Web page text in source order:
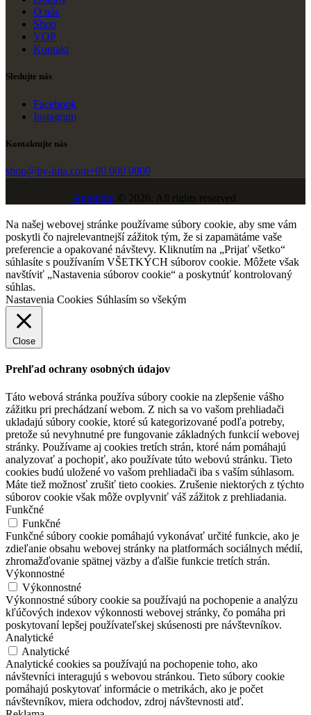
O nás
Shop
VOP
Kontakt
Sledujte nás
Facebook
Instagram
Kontaktujte nás
shop@by-lula.com+00 000 0000
Agretimo© 2026. All rights reserved.
Na našej webovej stránke používame súbory cookie, aby sme vám
poskytli čo najrelevantnejší zážitok tým, že si zapamätáme vaše
preferencie a opakované návštevy. Kliknutím na „Prijať všetko“
súhlasíte s používaním VŠETKÝCH súborov cookie. Môžete však
navštíviť „Nastavenia súborov cookie“ a poskytnúť kontrolovaný
súhlas.
Nastavenia Cookies Súhlasím so všekým
Close
Prehľad ochrany osobných údajov
Táto webová stránka používa súbory cookie na zlepšenie vášho
zážitku pri prechádzaní webom. Z nich sa vo vašom prehliadači
ukladajú súbory cookie, ktoré sú kategorizované podľa potreby,
pretože sú nevyhnutné pre fungovanie základných funkcií webovej
stránky. Používame aj cookies tretích strán, ktoré nám pomáhajú
analyzovať a pochopiť, ako používate túto webovú stránku. Tieto
cookies budú uložené vo vašom prehliadači iba s vaším súhlasom.
Máte tiež možnosť zrušiť tieto cookies. Zrušenie niektorých z týchto
súborov cookie však môže ovplyvniť váš zážitok z prehliadania.
Funkčné
Funkčné
Funkčné súbory cookie pomáhajú vykonávať určité funkcie, ako je
zdieľanie obsahu webovej stránky na platformách sociálnych médií,
zhromažďovanie spätnej väzby a ďalšie funkcie tretích strán.
Výkonnostné
Výkonnostné
Výkonnostné súbory cookie sa používajú na pochopenie a analýzu
kľúčových indexov výkonnosti webovej stránky, čo pomáha pri
poskytovaní lepšej používateľskej skúsenosti pre návštevníkov.
Analytické
Analytické
Analytické cookies sa používajú na pochopenie toho, ako
návštevníci interagujú s webovou stránkou. Tieto súbory cookie
pomáhajú poskytovať informácie o metrikách, ako je počet
návštevníkov, miera odchodov, zdroj návštevnosti atď.